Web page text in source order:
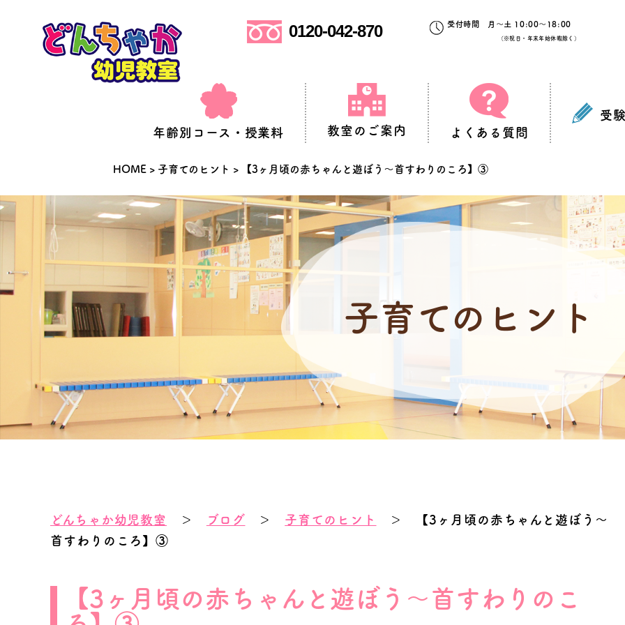
0120-042-870 受付時間 月～土 10:00～18:00
（※祝日・年末年始休暇除く）
年齢別コース・授業料 教室のご案内 よくある質問
受
HOME > 子育てのヒント > 【3ヶ月頃の赤ちゃんと遊ぼう～首すわりのころ】③
子育てのヒント
どんちゃか幼児教室 ＞ ブログ ＞ 子育てのヒント
＞ 【3ヶ月頃の赤ちゃんと遊ぼう～
首すわりのころ】③
【3ヶ月頃の赤ちゃんと遊ぼう～首すわりのこ